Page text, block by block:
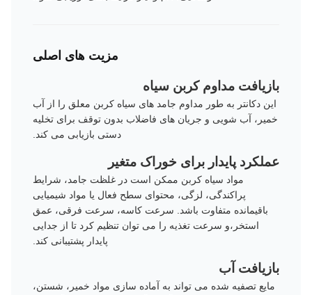
مزیت های اصلی
بازیافت مداوم کربن سیاه
این دکانتر به طور مداوم جامد های سیاه کربن معلق را از آب
خمیر، آب شویی و جریان های فاضلاب بدون توقف برای تخلیه
دستی بازیابی می کند.
عملکرد پایدار برای خوراک متغیر
مواد سیاه کربن ممکن است در غلظت جامد، شرایط
پراکندگی، لزگی، محتوای سطح فعال یا مواد شیمیایی
باقیمانده متفاوت باشد. سرعت کاسه، سرعت فرقی، عمق
استخر،و سرعت تغذیه را می توان تنظیم کرد تا از جدایی
پایدار پشتیبانی کند.
بازیافت آب
مایع تصفیه شده می تواند به آماده سازی مواد خمیر، شستن،